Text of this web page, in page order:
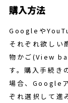
購入方法
Googleや
それぞれ欲しい
物かご(View
す。購入手続き
場合、Google
ぞれ選択して進